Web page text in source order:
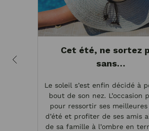
Cet été, ne sortez
sans…
Le soleil s’est enfin décidé à
bout de son nez. L’occasion
pour ressortir ses meilleures
d’été et profiter de ses amis
de sa famille à l’ombre en